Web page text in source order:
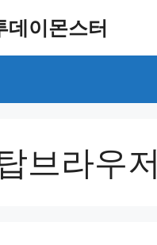
데이몬스터
브라우저